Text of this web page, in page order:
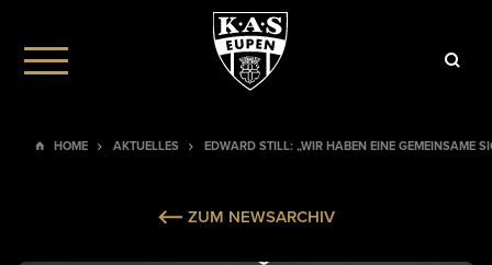
HOME AKTUELLES EDWARD STILL: „WIR HABEN EINE GEMEINSAME
ZUM NEWSARCHIV